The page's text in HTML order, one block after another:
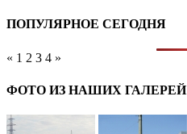
ПОПУЛЯРНОЕ СЕГОДНЯ
« 1 2 3 4 »
ФОТО ИЗ НАШИХ ГАЛЕРЕЙ